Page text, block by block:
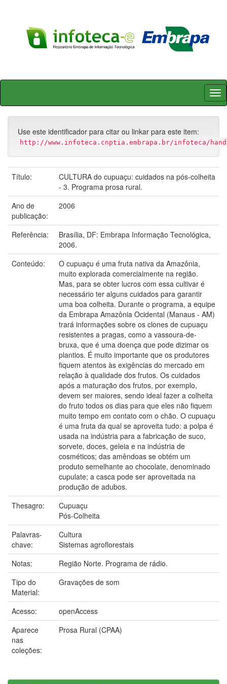
Skip
Use este identificador para citar ou linkar para este item:
http://www.infoteca.cnptia.embrapa.br/infoteca/
Título:
CULTURA do cupuaçu: cuidados na pós-colheita
- 3. Programa prosa rural.
Ano de
publicação:
2006
Referência:
Brasília, DF: Embrapa Informação Tecnológica,
2006.
Conteúdo:
O cupuaçu é uma fruta nativa da Amazônia,
muito explorada comercialmente na região.
Mas, para se obter lucros com essa cultivar é
necessário ter alguns cuidados para garantir
uma boa colheita. Durante o programa, a equipe
da Embrapa Amazônia Ocidental (Manaus - AM)
trará informações sobre os clones de cupuaçu
resistentes a pragas, como a vassoura-de-
bruxa, que é uma doença que pode dizimar os
plantios. É muito importante que os produtores
fiquem atentos às exigências do mercado em
relação à qualidade dos frutos. Os cuidados
após a maturação dos frutos, por exemplo,
devem ser maiores, sendo ideal fazer a colheita
do fruto todos os dias para que eles não fiquem
muito tempo em contato com o chão. O cupuaçu
é uma fruta da qual se aproveita tudo: a polpa é
usada na indústria para a fabricação de suco,
sorvete, doces, geleia e na indústria de
cosméticos; das amêndoas se obtém um
produto semelhante ao chocolate, denominado
cupulate; a casca pode ser aproveitada na
produção de adubos.
Thesagro:
Cupuaçu
Pós-Colheita
Palavras-
chave:
Cultura
Sistemas agroflorestais
Notas:
Região Norte. Programa de rádio.
Tipo do
Material:
Gravações de som
Acesso:
openAccess
Aparece
nas
coleções:
Prosa Rural (CPAA)